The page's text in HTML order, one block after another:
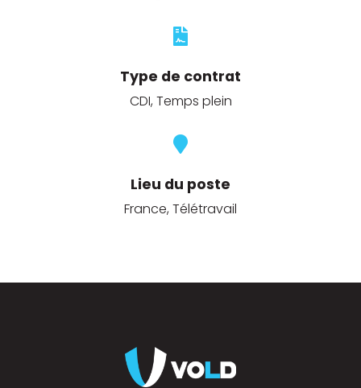

Type de contrat
CDI, Temps plein

Lieu du poste
France, Télétravail